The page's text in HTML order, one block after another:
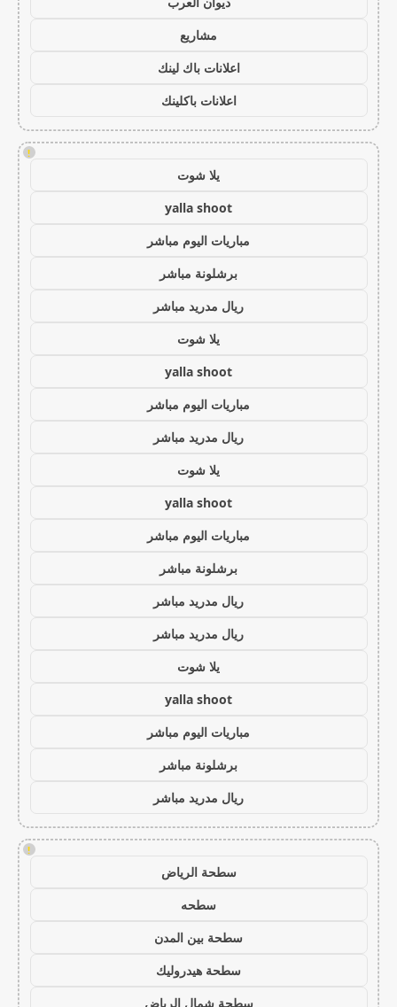
مشاريع
اعلانات باك لينك
اعلانات باكلينك
!
يلا شوت
yalla shoot
مباريات اليوم مباشر
برشلونة مباشر
ريال مدريد مباشر
يلا شوت
yalla shoot
مباريات اليوم مباشر
ريال مدريد مباشر
يلا شوت
yalla shoot
مباريات اليوم مباشر
برشلونة مباشر
ريال مدريد مباشر
ريال مدريد مباشر
يلا شوت
yalla shoot
مباريات اليوم مباشر
برشلونة مباشر
ريال مدريد مباشر
!
سطحة الرياض
سطحه
سطحة بين المدن
سطحة هيدروليك
سطحة شمال الرياض